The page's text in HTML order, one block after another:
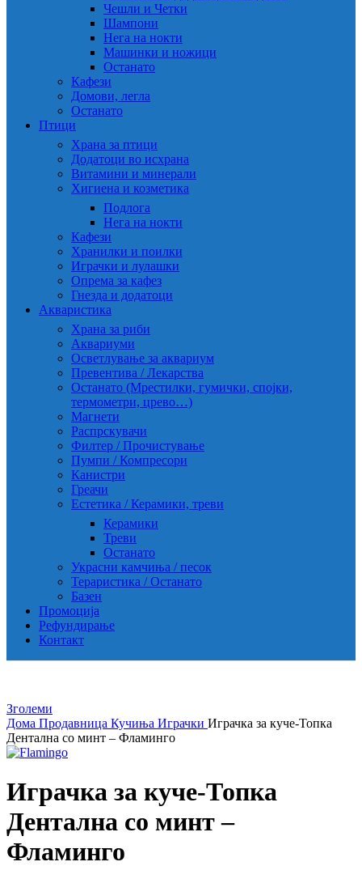
Чешли и Четки
Шампони
Нега на нокти
Машинки и ножици
Останато
Кафези
Домови, легла
Останато
Птици
Храна за птици
Додатоци во исхрана
Витамини и минерали
Хигиена и козметика
Подлога
Нега на нокти
Кафези
Хранилки и поилки
Играчки и лулашки
Опрема за кафез
Гнезда и додатоци
Акваристика
Храна за риби
Аквариуми
Осветлување за аквариум
Превентива / Лекарства
Останато (Мрестилки, гумички, спојки,
термометри, црево…)
Магнети
Распрскувачи
Филтер / Прочистување
Пумпи / Компресори
Канистри
Греачи
Естетика / Керамики, треви
Керамики
Треви
Останато
Украсни камчиња / песок
Тераристика / Останато
Базен
Промоција
Рефундирање
Контакт
Зголеми
Дома Продавница Кучиња Играчки Играчка за куче-Топка
Дентална со минт – Фламинго
Играчка за куче-Топка
Дентална со минт –
Фламинго